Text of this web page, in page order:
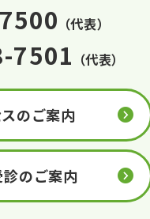
（代表）
7501 （代表）
スのご案内
のご案内